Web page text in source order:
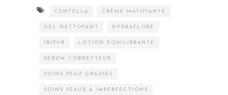
CENTELLA CRÈME MATIFIANTE
GEL NETTOYANT HYDRAFLORE
IRIPUR LOTION ÉQUILIBRANTE
SÉRUM CORRECTEUR
SOINS PEAU GRASSES
SOINS PEAUX À IMPERFECTIONS